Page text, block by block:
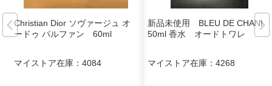
Christian Dior ソヴァージュ オ
ードゥ パルファン 60ml
マイストア在庫： 4084
新品未使用 BLEU DE CHANEL
50ml 香水 オードトワレ
マイストア在庫： 4268